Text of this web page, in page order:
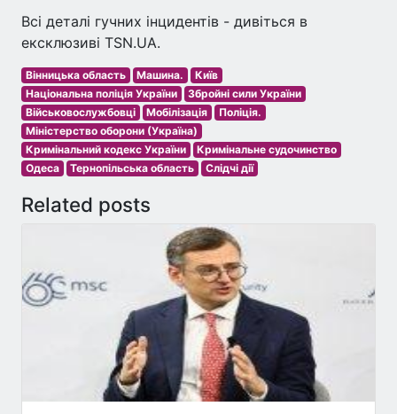
Всі деталі гучних інцидентів - дивіться в
ексклюзиві TSN.UA.
Вінницька область Машина.
Київ
Національна поліція України
Збройні сили України
Військовослужбовці
Мобілізація
Поліція.
Міністерство оборони (Україна)
Кримінальний кодекс України
Кримінальне судочинство
Одеса
Тернопільська область Слідчі дії
Related posts